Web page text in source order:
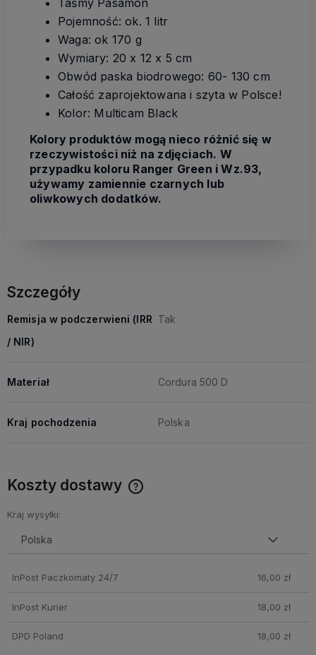
Pojemność: ok. 1 litr
Waga: ok 170 g
Wymiary: 20 x 12 x 5 cm
Obwód paska biodrowego: 60- 130 cm
Całość zaprojektowana i szyta w Polsce!
Kolor: Multicam Black
Kolory produktów mogą nieco różnić się w
rzeczywistości niż na zdjęciach. W
przypadku koloru Ranger Green i Wz.93,
używamy zamiennie czarnych lub
oliwkowych dodatków.
Szczegóły
Remisja w podczerwieni (IRR
/ NIR)
Tak
Materiał Cordura 500 D
Kraj pochodzenia Polska
Koszty dostawy
Kraj wysyłki:
InPost Paczkomaty 24/7 16,00 zł
InPost Kurier 18,00 zł
DPD Poland 18,00 zł